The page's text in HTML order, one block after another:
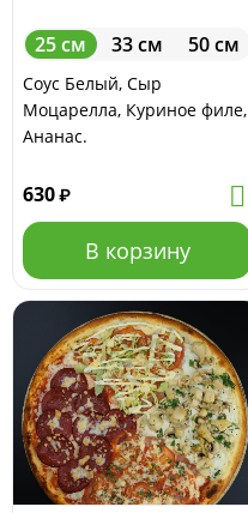
25 см 33 см 50 см
Соус Белый, Сыр
Моцарелла, Куриное филе,
Ананас.
630₽
В корзину